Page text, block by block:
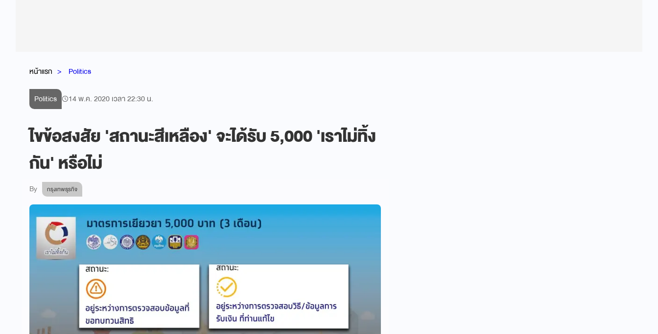
หน้าแรก Politics
Politics 14 พ.ค. 2020 เวลา 22:30 น.
ไขข้อสงสัย 'สถานะสีเหลือง' จะได้รับ 5,000 'เราไม่ทิ้ง
กัน' หรือไม่
By กรุงเทพธุรกิจ